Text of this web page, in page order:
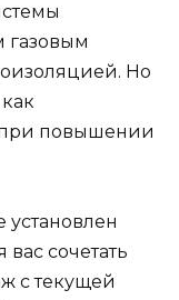
газовым
Но
повышении
сочетать
с текущей